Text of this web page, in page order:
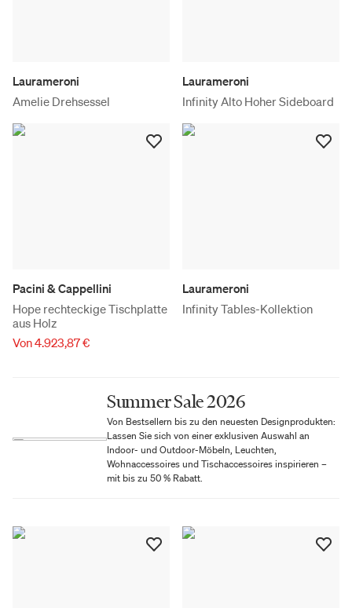
Laurameroni
Amelie Drehsessel
Laurameroni
Infinity Alto Hoher Sideboard
Pacini & Cappellini
Hope rechteckige Tischplatte
aus Holz
Von 4.923,87 €
Laurameroni
Infinity Tables-Kollektion
Summer Sale 2026
Von Bestsellern bis zu den neuesten Designprodukten:
Lassen Sie sich von einer exklusiven Auswahl an
Indoor- und Outdoor-Möbeln, Leuchten,
Wohnaccessoires und Tischaccessoires inspirieren –
mit bis zu 50 % Rabatt.